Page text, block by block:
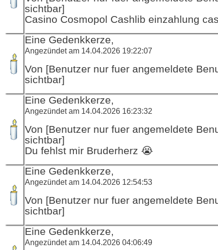
sichtbar]
Casino Cosmopol Cashlib einzahlung
Eine Gedenkkerze,
Angezündet am 14.04.2026 19:22:07
Von [Benutzer nur fuer angemeldete
sichtbar]
Eine Gedenkkerze,
Angezündet am 14.04.2026 16:23:32
Von [Benutzer nur fuer angemeldete
sichtbar]
Du fehlst mir Bruderherz 😭
Eine Gedenkkerze,
Angezündet am 14.04.2026 12:54:53
Von [Benutzer nur fuer angemeldete
sichtbar]
Eine Gedenkkerze,
Angezündet am 14.04.2026 04:06:49